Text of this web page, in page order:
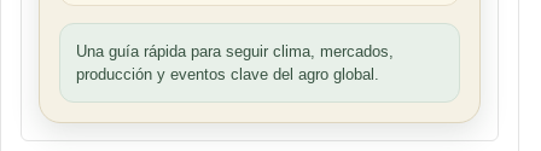
Una guía rápida para seguir clima, mercados,
producción y eventos clave del agro global.